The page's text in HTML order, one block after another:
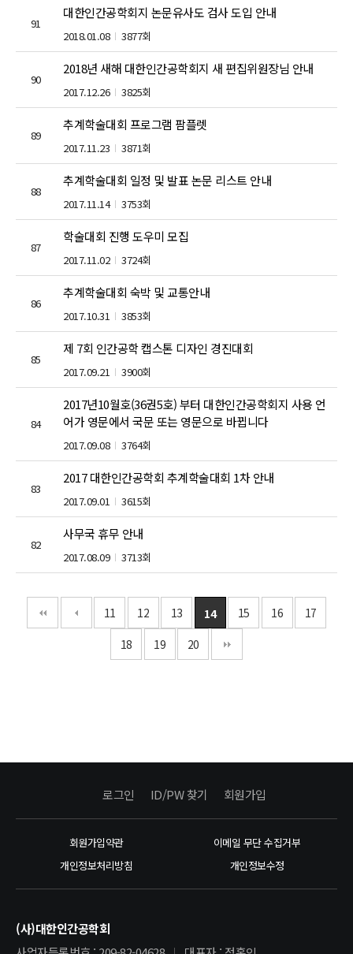
91
대한인간공학회지 논문유사도 검사 도입 안내
2018.01.08 3877회
90
2018년 새해 대한인간공학회지 새 편집위원장님 안내
2017.12.26 3825회
89
추계학술대회 프로그램 팜플렛
2017.11.23 3871회
88
추계학술대회 일정 및 발표 논문 리스트 안내
2017.11.14 3753회
87
학술대회 진행 도우미 모집
2017.11.02 3724회
86
추계학술대회 숙박 및 교통안내
2017.10.31 3853회
85
제 7회 인간공학 캡스톤 디자인 경진대회
2017.09.21 3900회
84
2017년10월호(36권5호) 부터 대한인간공학회지 사용 언
어가 영문에서 국문 또는 영문으로 바뀝니다
2017.09.08 3764회
83
2017 대한인간공학회 추계학술대회 1차 안내
2017.09.01 3615회
82
사무국 휴무 안내
2017.08.09 3713회
11 12 13 14 15 16
17
18
19 20
회원가입약관
이메일 무단 수집거부
개인정보처리방침
개인정보수정
로그인 ID/PW 찾기 회원가입
(사)대한인간공학회